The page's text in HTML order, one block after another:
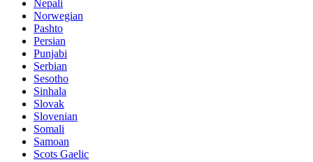
Nepali
Norwegian
Pashto
Persian
Punjabi
Serbian
Sesotho
Sinhala
Slovak
Slovenian
Somali
Samoan
Scots Gaelic